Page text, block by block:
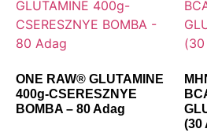
ONE RAW® GLUTAMINE
400g-CSERESZNYE
BOMBA – 80 Adag
(30